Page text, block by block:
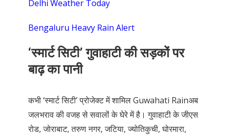
Delhi Weather Today
Bengaluru Heavy Rain Alert
‘स्मार्ट सिटी’ गुवाहाटी की सड़कों पर
बाढ़ का पानी
कभी ‘स्मार्ट सिटी’ प्रोजेक्ट में शामिल Guwahati Rainअब
जलभराव की वजह से सवालों के घेरे में है। गुवाहाटी के जीएस
रोड, जोराबाट, तरुण नगर, जटिया, ज्योतिकुची, घोरमारा,